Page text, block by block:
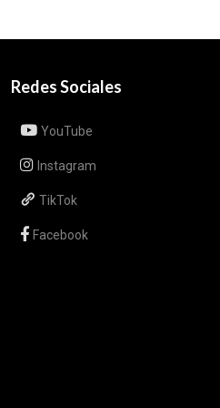
Redes Sociales
YouTube
Instagram
TikTok
Facebook